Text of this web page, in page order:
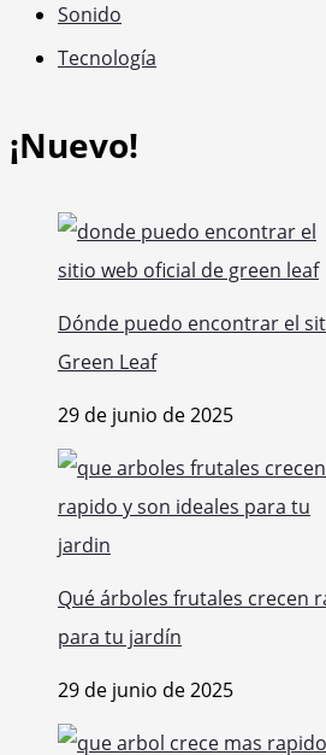
Sonido
Tecnología
¡Nuevo!
Dónde puedo encontrar el
Green Leaf
29 de junio de 2025
Qué árboles frutales crecen
para tu jardín
29 de junio de 2025